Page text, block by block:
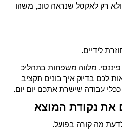
רק לאקסל שנראה טוב, משהו
לידיים.
, מלווה משפחות בתהליכי
לכם בדיוק איך בונים תקציב
עבודה שישרת אתכם יום יום.
את נקודת המוצא
מה קורה בפועל.